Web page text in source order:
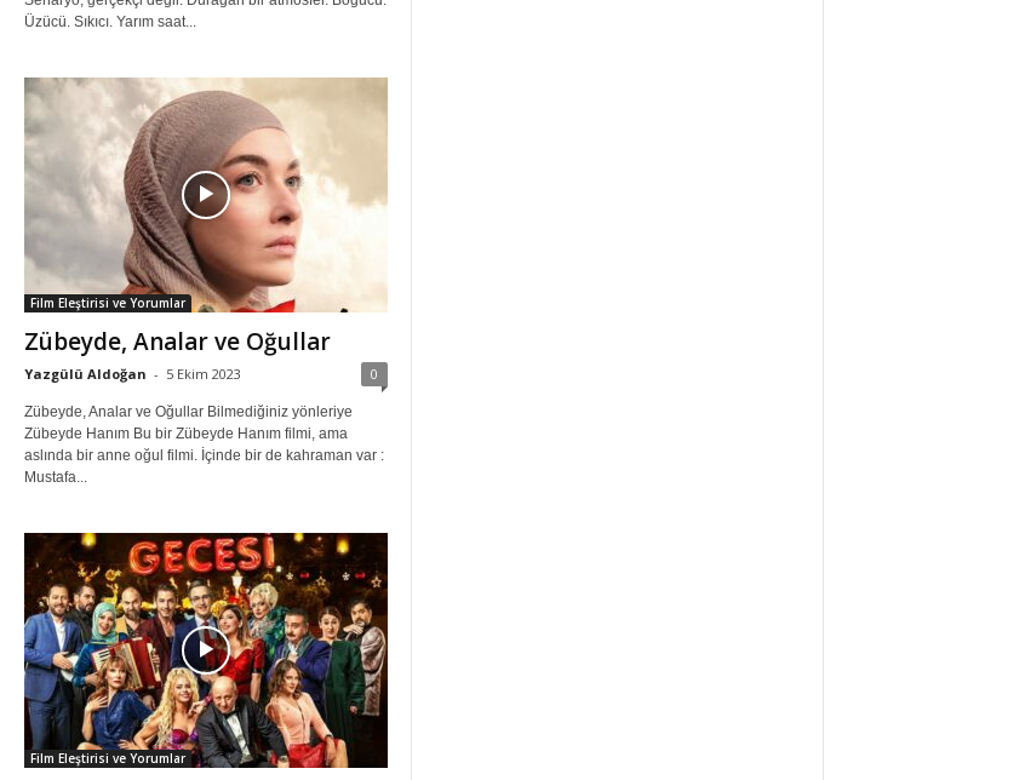
Üzücü. Sıkıcı. Yarım saat...
Film Eleştirisi ve Yorumlar
Zübeyde, Analar ve Oğullar
Yazgülü Aldoğan - 5 Ekim 2023 0
Zübeyde, Analar ve Oğullar Bilmediğiniz yönleriye
Zübeyde Hanım Bu bir Zübeyde Hanım filmi, ama
aslında bir anne oğul filmi. İçinde bir de kahraman var :
Mustafa...
Film Eleştirisi ve Yorumlar